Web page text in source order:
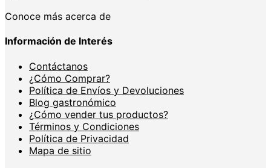
Conoce más acerca de
Información de Interés
Contáctanos
¿Cómo Comprar?
Política de Envíos y Devoluciones
Blog gastronómico
¿Cómo vender tus productos?
Términos y Condiciones
Política de Privacidad
Mapa de sitio